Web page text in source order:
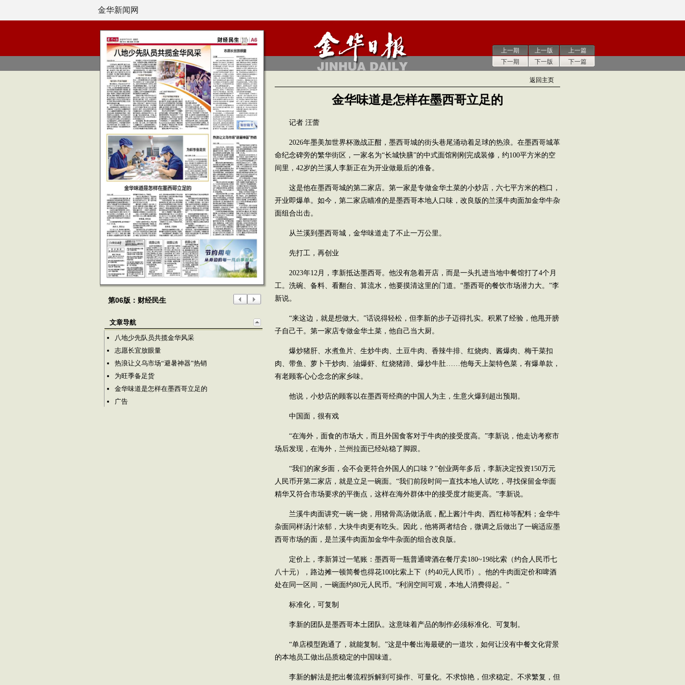
金华新闻网
上一期
下一期
上一版
下一版
上一篇
下一篇
第06版：财经民生
文章导航
八地少先队员共揽金华风采
志愿长宜放眼量
热浪让义乌市场“避暑神器”热销
为旺季备足货
金华味道是怎样在墨西哥立足的
广告
返回主页
金华味道是怎样在墨西哥立足的
记者 汪蕾
2026年墨美加世界杯激战正酣，墨西哥城的街头巷尾涌动着足球的热浪。在墨西哥城革
命纪念碑旁的繁华街区，一家名为“长城快膳”的中式面馆刚刚完成装修，约100平方米的空
间里，42岁的兰溪人李新正在为开业做最后的准备。
这是他在墨西哥城的第二家店。第一家是专做金华土菜的小炒店，六七平方米的档口，
开业即爆单。如今，第二家店瞄准的是墨西哥本地人口味，改良版的兰溪牛肉面加金华牛杂
面组合出击。
从兰溪到墨西哥城，金华味道走了不止一万公里。
先打工，再创业
2023年12月，李新抵达墨西哥。他没有急着开店，而是一头扎进当地中餐馆打了4个月
工。洗碗、备料、看翻台、算流水，他要摸清这里的门道。“墨西哥的餐饮市场潜力大。”李
新说。
“来这边，就是想做大。”话说得轻松，但李新的步子迈得扎实。积累了经验，他甩开膀
子自己干。第一家店专做金华土菜，他自己当大厨。
爆炒猪肝、水煮鱼片、生炒牛肉、土豆牛肉、香辣牛排、红烧肉、酱爆肉、梅干菜扣
肉、带鱼、萝卜干炒肉、油爆虾、红烧猪蹄、爆炒牛肚……他每天上架特色菜，有爆单款，
有老顾客心心念念的家乡味。
他说，小炒店的顾客以在墨西哥经商的中国人为主，生意火爆到超出预期。
中国面，很有戏
“在海外，面食的市场大，而且外国食客对于牛肉的接受度高。”李新说，他走访考察市
场后发现，在海外，兰州拉面已经站稳了脚跟。
“我们的家乡面，会不会更符合外国人的口味？”创业两年多后，李新决定投资150万元
人民币开第二家店，就是立足一碗面。“我们前段时间一直找本地人试吃，寻找保留金华面
精华又符合市场要求的平衡点，这样在海外群体中的接受度才能更高。”李新说。
兰溪牛肉面讲究一碗一烧，用猪骨高汤做汤底，配上酱汁牛肉、西红柿等配料；金华牛
杂面同样汤汁浓郁，大块牛肉更有吃头。因此，他将两者结合，微调之后做出了一碗适应墨
西哥市场的面，是兰溪牛肉面加金华牛杂面的组合改良版。
定价上，李新算过一笔账：墨西哥一瓶普通啤酒在餐厅卖180~198比索（约合人民币七
八十元），路边摊一顿简餐也得花100比索上下（约40元人民币）。他的牛肉面定价和啤酒
处在同一区间，一碗面约80元人民币。“利润空间可观，本地人消费得起。”
标准化，可复制
李新的团队是墨西哥本土团队。这意味着产品的制作必须标准化、可复制。
“单店模型跑通了，就能复制。”这是中餐出海最硬的一道坎，如何让没有中餐文化背景
的本地员工做出品质稳定的中国味道。
李新的解法是把出餐流程拆解到可操作、可量化。不求惊艳，但求稳定。不求繁复，但